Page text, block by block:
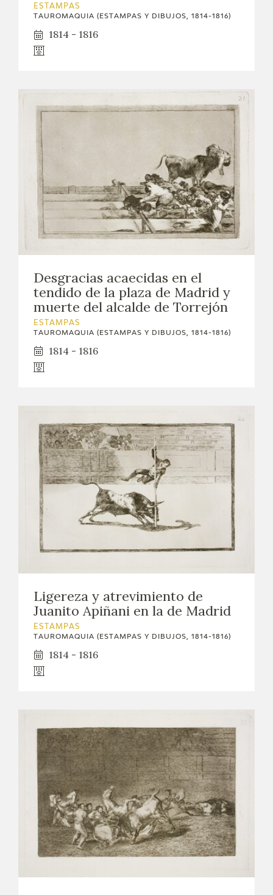
ESTAMPAS
TAUROMAQUIA (ESTAMPAS Y DIBUJOS, 1814-1816)
1814 - 1816
Desgracias acaecidas en el
tendido de la plaza de Madrid y
muerte del alcalde de Torrejón
ESTAMPAS
TAUROMAQUIA (ESTAMPAS Y DIBUJOS, 1814-1816)
1814 - 1816
Ligereza y atrevimiento de
Juanito Apiñani en la de Madrid
ESTAMPAS
TAUROMAQUIA (ESTAMPAS Y DIBUJOS, 1814-1816)
1814 - 1816